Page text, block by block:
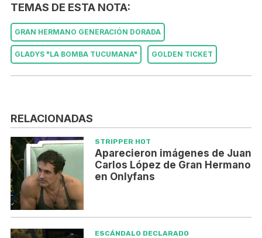
TEMAS DE ESTA NOTA:
GRAN HERMANO GENERACIÓN DORADA
GLADYS "LA BOMBA TUCUMANA" GOLDEN TICKET
RELACIONADAS
STRIPPER HOT
Aparecieron imágenes de Juan
Carlos López de Gran Hermano
en Onlyfans
ESCÁNDALO DECLARADO